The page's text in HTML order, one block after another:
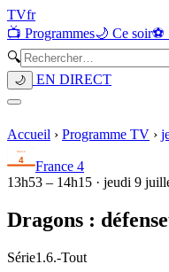
TVfr
📺 Programmes🌙 Ce soir⚽
🔍
🌙 EN DIRECT
Accueil › Programme TV ›
France 4
13h53 – 14h15 · jeudi 9
Dragons :
Série1.6.-Tout